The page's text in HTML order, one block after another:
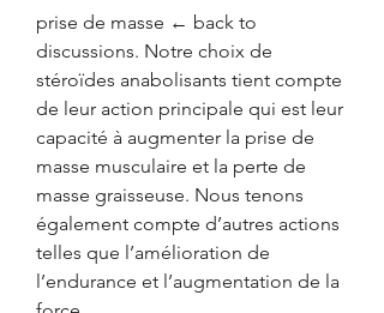
prise de masse ← back to
discussions. Notre choix de
stéroïdes anabolisants tient compte
de leur action principale qui est leur
capacité à augmenter la prise de
masse musculaire et la perte de
masse graisseuse. Nous tenons
également compte d’autres actions
telles que l’amélioration de
l’endurance et l’augmentation de la